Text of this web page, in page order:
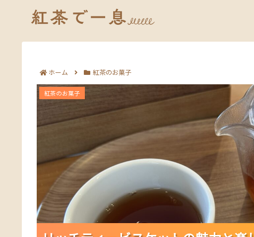
ホーム 紅茶のお菓子
リッチティービスケットの魅力と楽しみ方｜ダンキン
紅茶のお菓子